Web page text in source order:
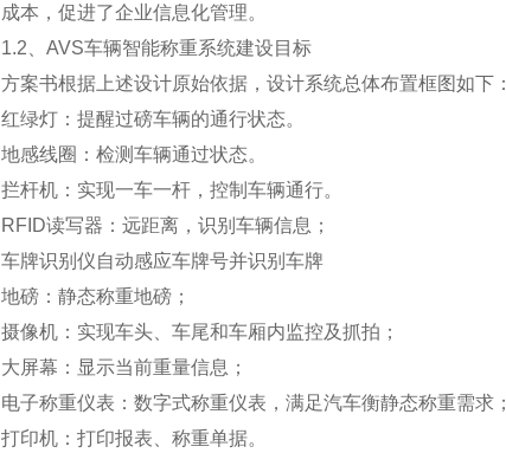
成本，促进了企业信息化管理。
1.2 、AVS车辆智能称重系统建设目标
方案书根据上述设计原始依据，设计系统总体布置框图如下：
红绿灯：提醒过磅车辆的通行状态。
地感线圈：检测车辆通过状态。
拦杆机：实现一车一杆，控制车辆通行。
RFID读写器：远距离，识别车辆信息；
车牌识别仪自动感应车牌号并识别车牌
地磅：静态称重地磅；
摄像机：实现车头、车尾和车厢内监控及抓拍；
大屏幕：显示当前重量信息；
电子称重仪表：数字式称重仪表，满足汽车衡静态称重需求；
打印机：打印报表、称重单据。